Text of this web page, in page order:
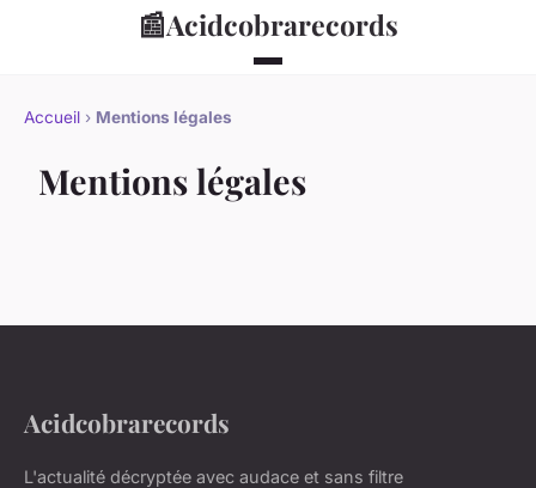
📰Acidcobrarecords
Accueil › Mentions légales
Mentions légales
Acidcobrarecords
L'actualité décryptée avec audace et sans filtre